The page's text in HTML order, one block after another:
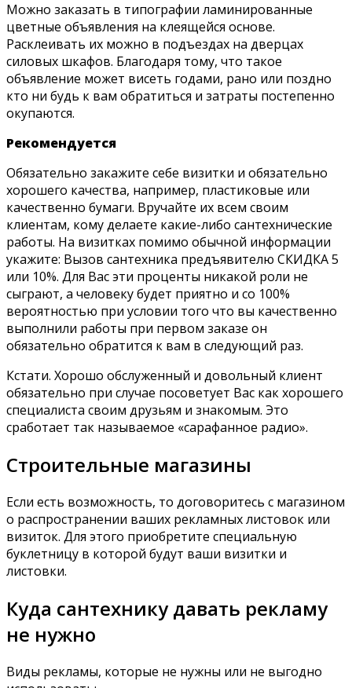
Можно заказать в типографии ламинированные
цветные объявления на клеящейся основе.
Расклеивать их можно в подъездах на дверцах
силовых шкафов. Благодаря тому, что такое
объявление может висеть годами, рано или поздно
кто ни будь к вам обратиться и затраты постепенно
окупаются.
Рекомендуется
Обязательно закажите себе визитки и обязательно
хорошего качества, например, пластиковые или
качественно бумаги. Вручайте их всем своим
клиентам, кому делаете какие-либо сантехнические
работы. На визитках помимо обычной информации
укажите: Вызов сантехника предъявителю СКИДКА 5
или 10%. Для Вас эти проценты никакой роли не
сыграют, а человеку будет приятно и со 100%
вероятностью при условии того что вы качественно
выполнили работы при первом заказе он
обязательно обратится к вам в следующий раз.
Кстати. Хорошо обслуженный и довольный клиент
обязательно при случае посоветует Вас как хорошего
специалиста своим друзьям и знакомым. Это
сработает так называемое «сарафанное радио».
Строительные магазины
Если есть возможность, то договоритесь с магазином
о распространении ваших рекламных листовок или
визиток. Для этого приобретите специальную
буклетницу в которой будут ваши визитки и
листовки.
Куда сантехнику давать рекламу
не нужно
Виды рекламы, которые не нужны или не выгодно